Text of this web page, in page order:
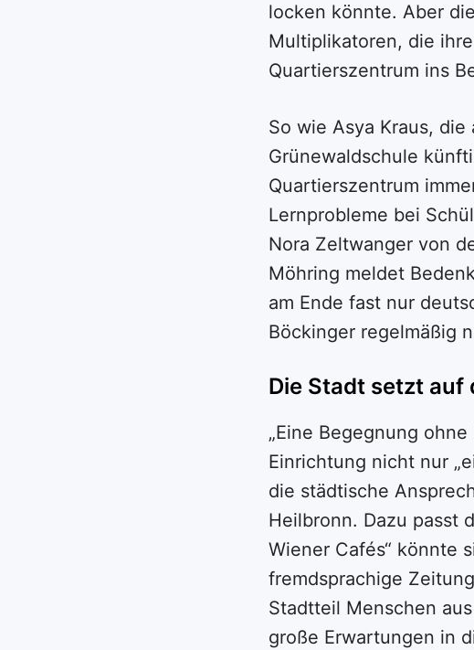
locken könnte. Aber
Multiplikatoren, die
Quartierszentrum ins
So wie Asya Kraus,
Grünewaldschule
Quartierszentrum
Lernprobleme bei
Nora Zeltwanger von
Möhring meldet
am Ende fast nur
Böckinger regelmäßig
Die Stadt setzt auf
„Eine Begegnung
Einrichtung nicht nur
die städtische
Heilbronn. Dazu passt
Wiener Cafés“ könnte
fremdsprachige
Stadtteil Menschen
große Erwartungen in